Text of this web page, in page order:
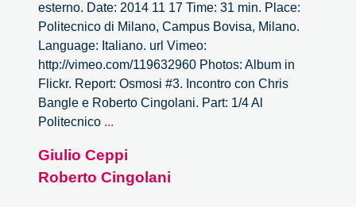
esterno. Date: 2014 11 17 Time: 31 min. Place:
Politecnico di Milano, Campus Bovisa, Milano.
Language: Italiano. url Vimeo:
http://vimeo.com/119632960 Photos: Album in
Flickr. Report: Osmosi #3. Incontro con Chris
Bangle e Roberto Cingolani. Part: 1/4 Al
Politecnico ...
–
Chris
Giulio Ceppi
Roberto Cingolani